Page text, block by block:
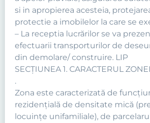
si in apropierea acesteia,
protectie a imobilelor la care se
– La receptia lucrărilor se va
efectuarii transporturilor de
din demolare/ construire. LIP
SECŢIUNEA 1. CARACTERUL ZONEI
.
Zona este caracterizată de
rezidenţială de densitate mică
locuinţe unifamiliale), de